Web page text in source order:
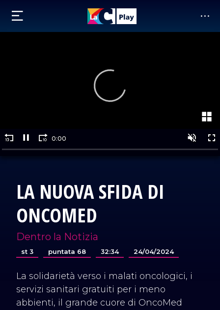
LA NUOVA SFIDA DI
ONCOMED
Dentro la Notizia
st 3 puntata 68 32:34 24/04/2024
La solidarietà verso i malati oncologici, i
servizi sanitari gratuiti per i meno
abbienti, il grande cuore di OncoMed